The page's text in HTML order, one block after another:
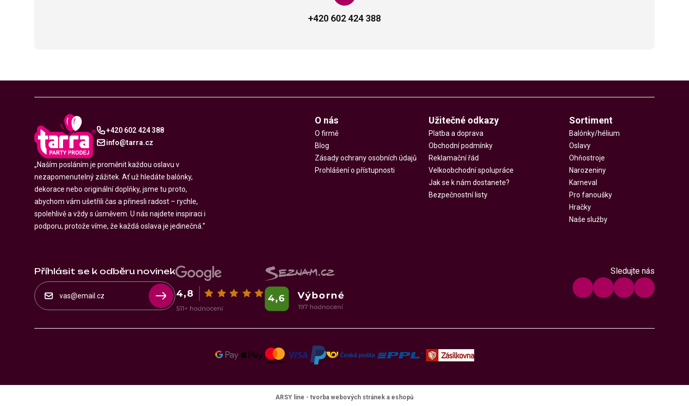
+420 602 424 388
+420 602 424 388
info@tarra.cz
„Naším posláním je proměnit každou oslavu v
nezapomenutelný zážitek. Ať už hledáte balónky,
dekorace nebo originální doplňky, jsme tu proto,
abychom vám ušetřili čas a přinesli radost – rychle,
spolehlivě a vždy s úsměvem. U nás najdete inspiraci i
podporu, protože víme, že každá oslava je jedinečná.“
O nás
O firmě
Blog
Zásady ochrany osobních údajů
Prohlášení o přístupnosti
Užitečné odkazy
Platba a doprava
Obchodní podmínky
Reklamační řád
Velkoobchodní spolupráce
Jak se k nám dostanete?
Bezpečnostní listy
Sortiment
Balónky/hélium
Oslavy
Ohňostroje
Narozeniny
Karneval
Pro fanoušky
Hračky
Naše služby
Příhlásit se k odběru novinek Sledujte nás
ARSY line - tvorba webových stránek a eshopů